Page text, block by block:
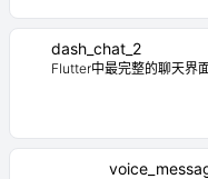
dash_chat_2
Flutter中最完整的聊天界